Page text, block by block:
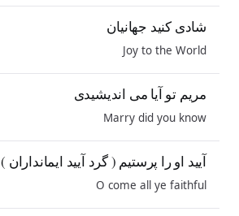
شادی کنید جهانیان
Joy to the World
مریم تو آیا می اندیشیدی
Marry did you know
آیید او را پرستیم ( گرد آیید ایمانداران )
O come all ye faithful